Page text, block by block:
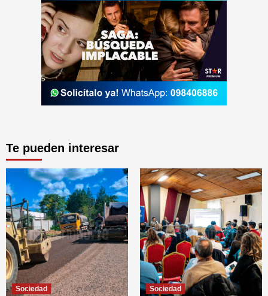
Te pueden interesar
Sociedad Sociedad